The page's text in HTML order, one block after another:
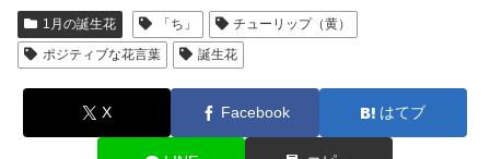
1月の誕生花 「ち」
チューリップ（黄）
ポジティブな花言葉
誕生花
X Facebook はてブ